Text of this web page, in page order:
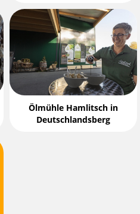
Ölmühle Hamlitsch in
Deutschlandsberg